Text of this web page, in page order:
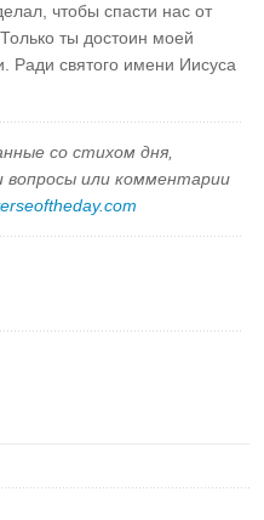
чтобы спасти нас от
ты достоин моей
Ради святого имени Иисуса
со стихом дня,
вопросы или комментарии